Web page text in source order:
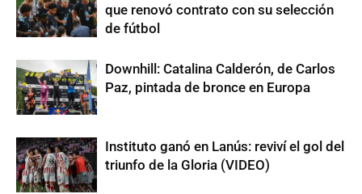
que renovó contrato con su selección
de fútbol
Downhill: Catalina Calderón, de Carlos
Paz, pintada de bronce en Europa
Instituto ganó en Lanús: reviví el gol del
triunfo de la Gloria (VIDEO)